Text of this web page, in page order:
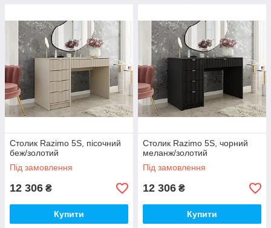
Столик Razimo 5S, пісочний
беж/золотий
Під замовлення
12 306 ₴
Купити
Столик Razimo 5S, чорний
меланж/золотий
Під замовлення
12 306 ₴
Купити